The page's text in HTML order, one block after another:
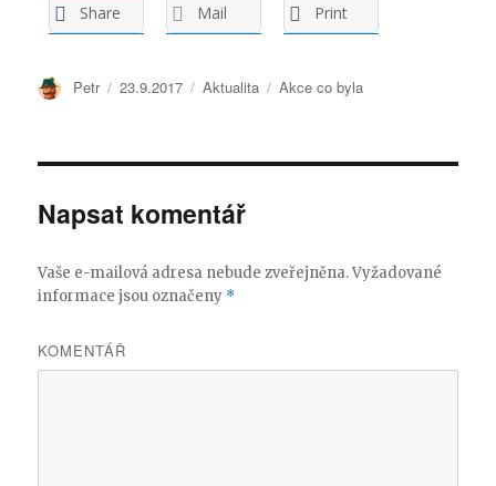
Share Mail Print
Autor:
Petr Publikováno:
23.9.2017 Formát:
Aktualita Rubriky:
Akce co byla
Napsat komentář
Vaše e-mailová adresa nebude zveřejněna.Vyžadované
informace jsou označeny *
KOMENTÁŘ